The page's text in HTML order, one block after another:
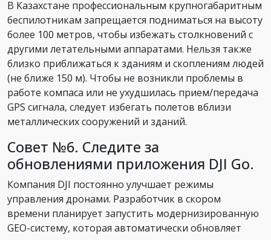
В Казахстане профессиональным крупногабаритным
беспилотникам запрещается подниматься на высоту
более 100 метров, чтобы избежать столкновений с
другими летательными аппаратами. Нельзя также
близко приближаться к зданиям и скоплениям людей
(не ближе 150 м). Чтобы не возникли проблемы в
работе компаса или не ухудшилась прием/передача
GPS сигнала, следует избегать полетов вблизи
металлических сооружений и зданий.
Совет №6. Следите за
обновлениями приложения DJI Go.
Компания DJI постоянно улучшает режимы
управления дронами. Разработчик в скором
времени планирует запустить модернизированную
GEO-систему, которая автоматически обновляет